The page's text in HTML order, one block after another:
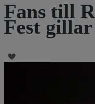
Fans till
Fest gillar